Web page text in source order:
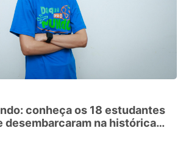
conheça os 18 estudantes
desembarcaram na histórica